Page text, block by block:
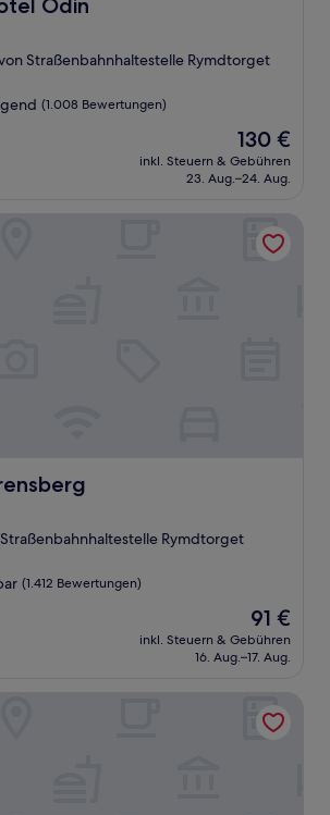
Odin
Straßenbahnhaltestelle Rymdtorget
(1.008 Bewertungen)
Der
Preis
beträgt
130 €
inkl. Steuern & Gebühren
23. Aug.–24. Aug.
Rymdtorget
(1.412 Bewertungen)
Der
Preis
beträgt
91 €
inkl. Steuern & Gebühren
16. Aug.–17. Aug.